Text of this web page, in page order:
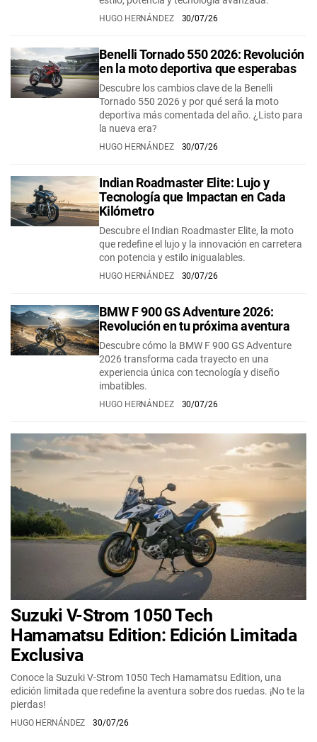
HUGO HERNÁNDEZ 30/07/26
Benelli Tornado 550 2026: Revolución
en la moto deportiva que esperabas
Descubre los cambios clave de la Benelli
Tornado 550 2026 y por qué será la moto
deportiva más comentada del año. ¿Listo para
la nueva era?
HUGO HERNÁNDEZ 30/07/26
Indian Roadmaster Elite: Lujo y
Tecnología que Impactan en Cada
Kilómetro
Descubre el Indian Roadmaster Elite, la moto
que redefine el lujo y la innovación en carretera
con potencia y estilo inigualables.
HUGO HERNÁNDEZ 30/07/26
BMW F 900 GS Adventure 2026:
Revolución en tu próxima aventura
Descubre cómo la BMW F 900 GS Adventure
2026 transforma cada trayecto en una
experiencia única con tecnología y diseño
imbatibles.
HUGO HERNÁNDEZ 30/07/26
Suzuki V-Strom 1050 Tech
Hamamatsu Edition: Edición Limitada
Exclusiva
Conoce la Suzuki V-Strom 1050 Tech Hamamatsu Edition, una
edición limitada que redefine la aventura sobre dos ruedas. ¡No te la
pierdas!
HUGO HERNÁNDEZ 30/07/26